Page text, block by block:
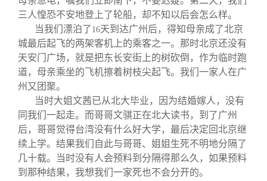
三人惶恐不安地登上了轮船，却不知以后会怎么样。
当我们漂泊了 16天到达广州后，得知母亲成了北京
城最后起飞的两架客机上的乘客之一。那时北京还没有
天安门广场，就是把东长安街上的树砍倒，作为临时跑
道，母亲乘坐的飞机擦着树枝尖起飞。我们一家人在广
州又团聚。
当时大姐文茜已从北大毕业，因为结婚嫁人，没有
同我们一起走。而哥哥文骐正在北大读书，到了广州
后，哥哥觉得台湾没有什么好大学，最后决定回北京继
续上学。结果我们自此与哥哥、姐姐生死不明地分隔了
几十载。当时没有人会预料到分隔得那么久，如果预料
到那种结果，我想我们一家死也不会分开的。